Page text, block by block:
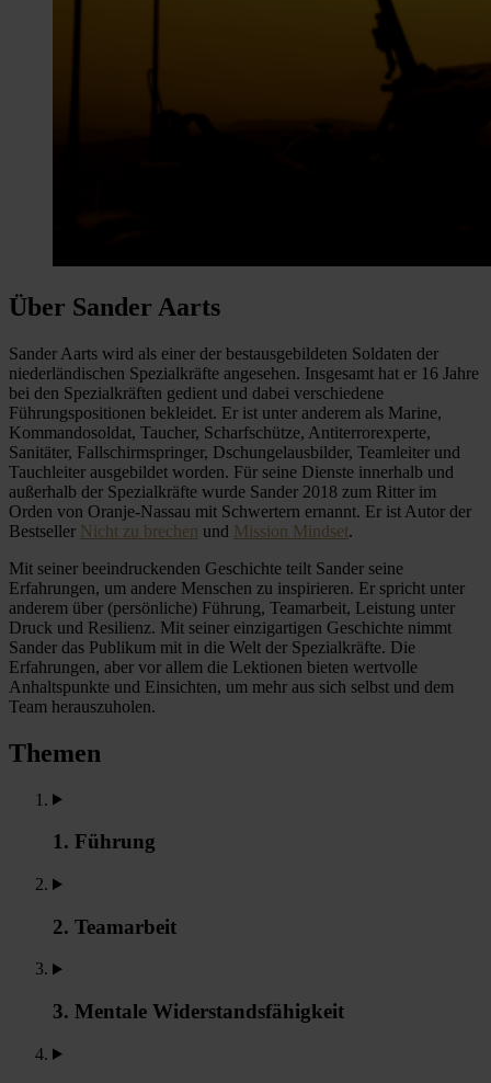
Über Sander Aarts
Sander Aarts wird als einer der bestausgebildeten Soldaten der
niederländischen Spezialkräfte angesehen. Insgesamt hat er 16 Jahre
bei den Spezialkräften gedient und dabei verschiedene
Führungspositionen bekleidet. Er ist unter anderem als Marine,
Kommandosoldat, Taucher, Scharfschütze, Antiterrorexperte,
Sanitäter, Fallschirmspringer, Dschungelausbilder, Teamleiter und
Tauchleiter ausgebildet worden. Für seine Dienste innerhalb und
außerhalb der Spezialkräfte wurde Sander 2018 zum Ritter im
Orden von Oranje-Nassau mit Schwertern ernannt. Er ist Autor der
Bestseller Nicht zu brechen und Mission Mindset.
Mit seiner beeindruckenden Geschichte teilt Sander seine
Erfahrungen, um andere Menschen zu inspirieren. Er spricht unter
anderem über (persönliche) Führung, Teamarbeit, Leistung unter
Druck und Resilienz. Mit seiner einzigartigen Geschichte nimmt
Sander das Publikum mit in die Welt der Spezialkräfte. Die
Erfahrungen, aber vor allem die Lektionen bieten wertvolle
Anhaltspunkte und Einsichten, um mehr aus sich selbst und dem
Team herauszuholen.
Themen
1. Führung
2. Teamarbeit
3. Mentale Widerstandsfähigkeit